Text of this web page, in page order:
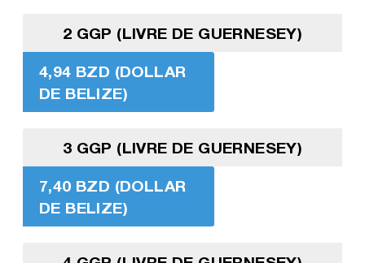
2 GGP (LIVRE DE GUERNESEY)
4,94 BZD (DOLLAR
DE BELIZE)
3 GGP (LIVRE DE GUERNESEY)
7,40 BZD (DOLLAR
DE BELIZE)